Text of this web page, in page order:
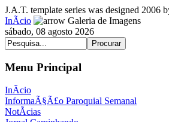
J.A.T. template series was designed 2006
InÃ­cio
Galeria de Imagens
sábado, 08 agosto 2026
Menu Principal
InÃ­cio
InformaÃ§Ã£o Paroquial Semanal
NotÃ­cias